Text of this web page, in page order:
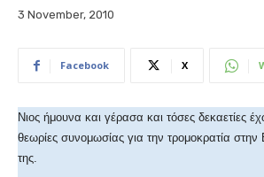
3 November, 2010
Facebook X
Νιος ήμουνα και γέρασα και τόσες δεκαετίες
θεωρίες συνομωσίας για την τρομοκρατία στην
της.